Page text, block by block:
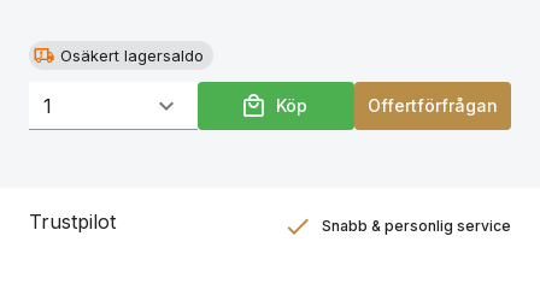
Osäkert lagersaldo
Köp Offertförfrågan
Trustpilot Snabb & personlig service